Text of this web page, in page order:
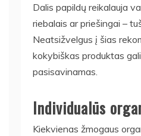
Dalis papildų reikalauja
riebalais ar priešingai –
Neatsižvelgus į šias
kokybiškas produktas
pasisavinamas.
Individualūs
Kiekvienas žmogaus